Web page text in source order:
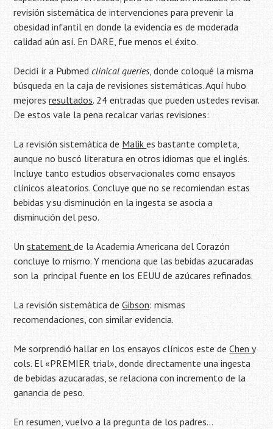
revisión sistemática de intervenciones para prevenir la
obesidad infantil en donde la evidencia es de moderada
calidad aún así. En DARE, fue menos el éxito.
Decidí ir a Pubmedclinical queries, donde coloqué la misma
búsqueda en la caja de revisiones sistemáticas. Aquí hubo
mejoresresultados. 24 entradas que pueden ustedes revisar.
De estos vale la pena recalcar varias revisiones:
La revisión sistemática de Malikes bastante completa,
aunque no buscó literatura en otros idiomas que el inglés.
Incluye tanto estudios observacionales como ensayos
clínicos aleatorios. Concluye que no se recomiendan estas
bebidas y su disminución en la ingesta se asocia a
disminución del peso.
Unstatementde la Academia Americana del Corazón
concluye lo mismo. Y menciona que las bebidas azucaradas
son la principal fuente en los EEUU de azúcares refinados.
La revisión sistemática deGibson: mismas
recomendaciones, con similar evidencia.
Me sorprendió hallar en los ensayos clínicos este deCheny
cols. El «PREMIER trial», donde directamente una ingesta
de bebidas azucaradas, se relaciona con incremento de la
ganancia de peso.
En resumen, vuelvo a la pregunta de los padres…